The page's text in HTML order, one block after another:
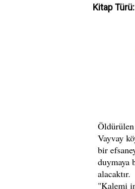
Kitap Türü: